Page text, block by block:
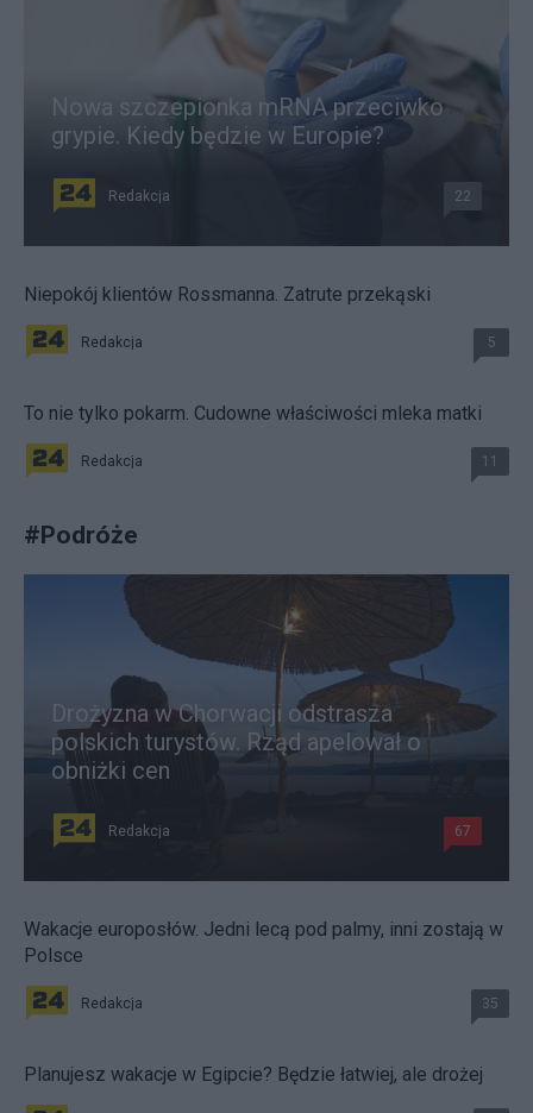
Nowa szczepionka mRNA przeciwko
grypie. Kiedy będzie w Europie?
Redakcja 22
Niepokój klientów Rossmanna. Zatrute przekąski
Redakcja 5
To nie tylko pokarm. Cudowne właściwości mleka matki
Redakcja 11
#Podróże
Drożyzna w Chorwacji odstrasza
polskich turystów. Rząd apelował o
obniżki cen
Redakcja 67
Wakacje europosłów. Jedni lecą pod palmy, inni zostają w
Polsce
Redakcja 35
Planujesz wakacje w Egipcie? Będzie łatwiej, ale drożej